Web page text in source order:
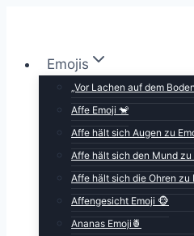
springenEmojis
„Vor Lachen auf dem
Affe Emoji 🐒
Affe hält sich Augen zu
Affe hält sich den Mund zu
Affe hält sich die Ohren zu
Affengesicht Emoji 🐵
Ananas Emoji🍍